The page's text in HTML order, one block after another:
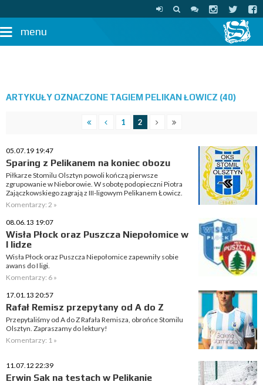
menu
ARTYKUŁY OZNACZONE TAGIEM PELIKAN ŁOWICZ (40)
1 2
05.07.19 19:47
Sparing z Pelikanem na koniec obozu
Piłkarze Stomilu Olsztyn powoli kończą pierwsze
zgrupowanie w Nieborowie. W sobotę podopieczni Piotra
Zajączkowskiego zagrają z III-ligowym Pelikanem Łowicz.
Komentarzy: 2 »
08.06.13 19:07
Wisła Płock oraz Puszcza Niepołomice w
I lidze
Wisła Płock oraz Puszcza Niepołomice zapewniły sobie
awans do I ligi.
Komentarzy: 6 »
17.01.13 20:57
Rafał Remisz przepytany od A do Z
Przepytaliśmy od A do Z Rafała Remisza, obrońce Stomilu
Olsztyn. Zapraszamy do lektury!
Komentarzy: 1 »
11.07.12 22:39
Erwin Sak na testach w Pelikanie